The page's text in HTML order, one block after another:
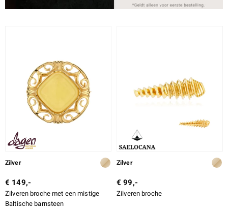
Zilver
€ 149,-
Zilveren broche met een mistige
Baltische barnsteen
Zilver
€ 99,-
Zilveren broche